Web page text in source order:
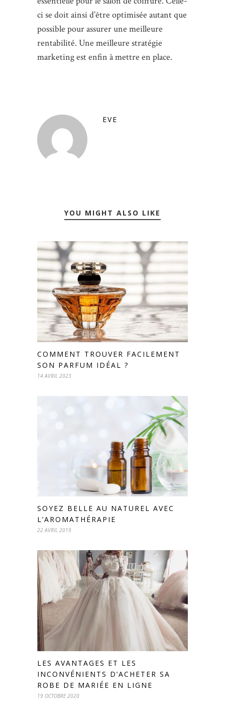
ci se doit ainsi d’être optimisée autant que
possible pour assurer une meilleure
rentabilité. Une meilleure stratégie
marketing est enfin à mettre en place.
EVE
YOU MIGHT ALSO LIKE
COMMENT TROUVER FACILEMENT
SON PARFUM IDÉAL ?
14 AVRIL 2023
SOYEZ BELLE AU NATUREL AVEC
L’AROMATHÉRAPIE
22 AVRIL 2019
LES AVANTAGES ET LES
INCONVÉNIENTS D’ACHETER SA
ROBE DE MARIÉE EN LIGNE
19 OCTOBRE 2020